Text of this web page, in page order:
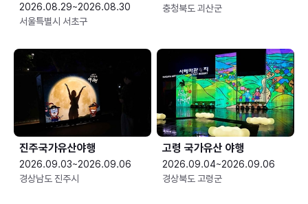
2026.08.29~2026.08.30
서울특별시 서초구
충청북도 괴산군
진주국가유산야행
2026.09.03~2026.09.06
경상남도 진주시
고령 국가유산 야행
2026.09.04~2026.09.06
경상북도 고령군